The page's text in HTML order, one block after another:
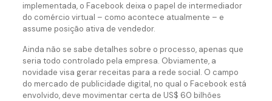
implementada, o Facebook deixa o papel de intermediador
do comércio virtual – como acontece atualmente – e
assume posição ativa de vendedor.
Ainda não se sabe detalhes sobre o processo, apenas que
seria todo controlado pela empresa. Obviamente, a
novidade visa gerar receitas para a rede social. O campo
do mercado de publicidade digital, no qual o Facebook está
envolvido, deve movimentar certa de US$ 60 bilhões